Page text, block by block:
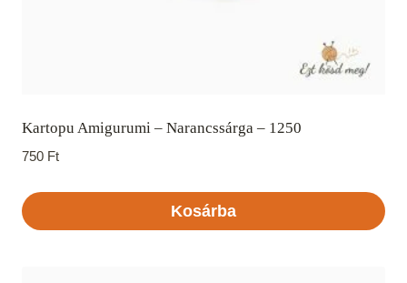
Kartopu Amigurumi – Narancssárga – 1250
750 Ft
Kosárba